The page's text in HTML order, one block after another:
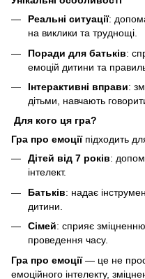
Реальні ситуації:
на виклики та труднощі.
Поради для батьків:
емоцій дитини та
Інтерактивні вправи:
дітьми, навчають
Для кого ця гра?
Гра про емоціїпідходить
Дітей від 7 років:
інтелект.
Батьків: надає
дитини.
Сімей: сприяє
проведення часу.
Гра про емоції— це не
емоційного інтелекту,